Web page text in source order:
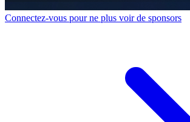
Connectez-vous pour ne plus voir de sponsors